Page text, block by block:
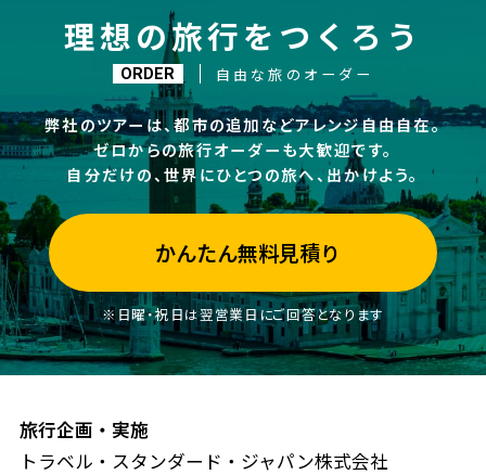
理想の旅行をつくろう
ORDER 自由な旅のオーダー
弊社のツアーは、都市の追加などアレンジ自由自在。
ゼロからの旅行オーダーも大歓迎です。
自分だけの、世界にひとつの旅へ、出かけよう。
かんたん無料見積り
※日曜・祝日は翌営業日にご回答となります
旅行企画・実施
トラベル・スタンダード・ジャパン株式会社